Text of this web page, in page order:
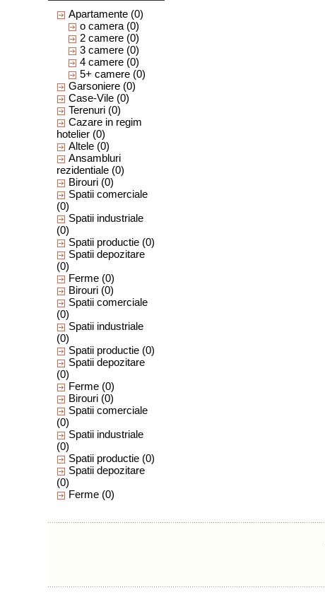
Apartamente(0)
o camera(0)
2 camere(0)
3 camere(0)
4 camere(0)
5+ camere(0)
Garsoniere(0)
Case-Vile(0)
Terenuri(0)
Cazare in regim
hotelier(0)
Altele(0)
Ansambluri
rezidentiale(0)
Birouri(0)
Spatii comerciale
(0)
Spatii industriale
(0)
Spatii productie(0)
Spatii depozitare
(0)
Ferme(0)
Birouri(0)
Spatii comerciale
(0)
Spatii industriale
(0)
Spatii productie(0)
Spatii depozitare
(0)
Ferme(0)
Birouri(0)
Spatii comerciale
(0)
Spatii industriale
(0)
Spatii productie(0)
Spatii depozitare
(0)
Ferme(0)